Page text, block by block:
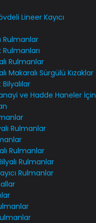
Lineer Kayıcı
Rulmanlar
Rulmanlar
Makaralı Sürgülü Kızaklar
Bilyalılar
ve Hadde Haneler İçin
Rulmanlar
Rulmanlar
Rulmanlar
Rulmanlar